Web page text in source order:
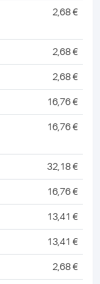
2,68 €
2,68 €
2,68 €
16,76 €
16,76 €
32,18 €
16,76 €
13,41 €
13,41 €
2,68 €